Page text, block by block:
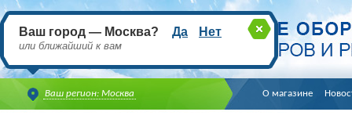
Ваш регион: Москва
Ваш город — Москва? Да Нет
или ближайший к вам
О магазине